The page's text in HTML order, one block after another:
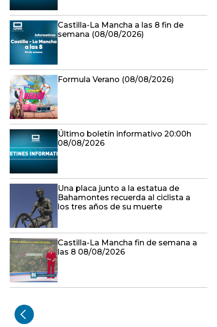
Castilla-La Mancha a las 8 fin de
semana (08/08/2026)
Formula Verano (08/08/2026)
Último boletín informativo 20:00h
08/08/2026
Una placa junto a la estatua de
Bahamontes recuerda al ciclista a
los tres años de su muerte
Castilla-La Mancha fin de semana a
las 8 08/08/2026